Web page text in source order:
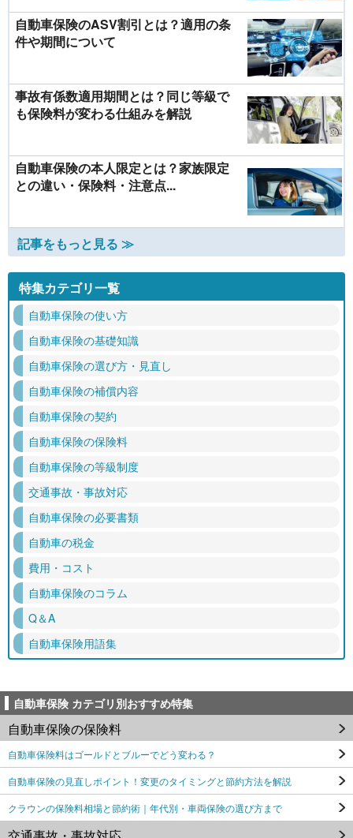
自動車保険のASV割引とは？適用の条
件や期間について
事故有係数適用期間とは？同じ等級で
も保険料が変わる仕組みを解説
自動車保険の本人限定とは？家族限定
との違い・保険料・注意点...
記事をもっと見る ≫
特集カテゴリ一覧
自動車保険の使い方
自動車保険の基礎知識
自動車保険の選び方・見直し
自動車保険の補償内容
自動車保険の契約
自動車保険の保険料
自動車保険の等級制度
交通事故・事故対応
自動車保険の必要書類
自動車の税金
費用・コスト
自動車保険のコラム
Q＆A
自動車保険用語集
自動車保険 カテゴリ別おすすめ特集
自動車保険の保険料
自動車保険料はゴールドとブルーでどう変わる？
自動車保険の見直しポイント！変更のタイミングと節約方法を解説
クラウンの保険料相場と節約術｜年代別・車両保険の選び方まで